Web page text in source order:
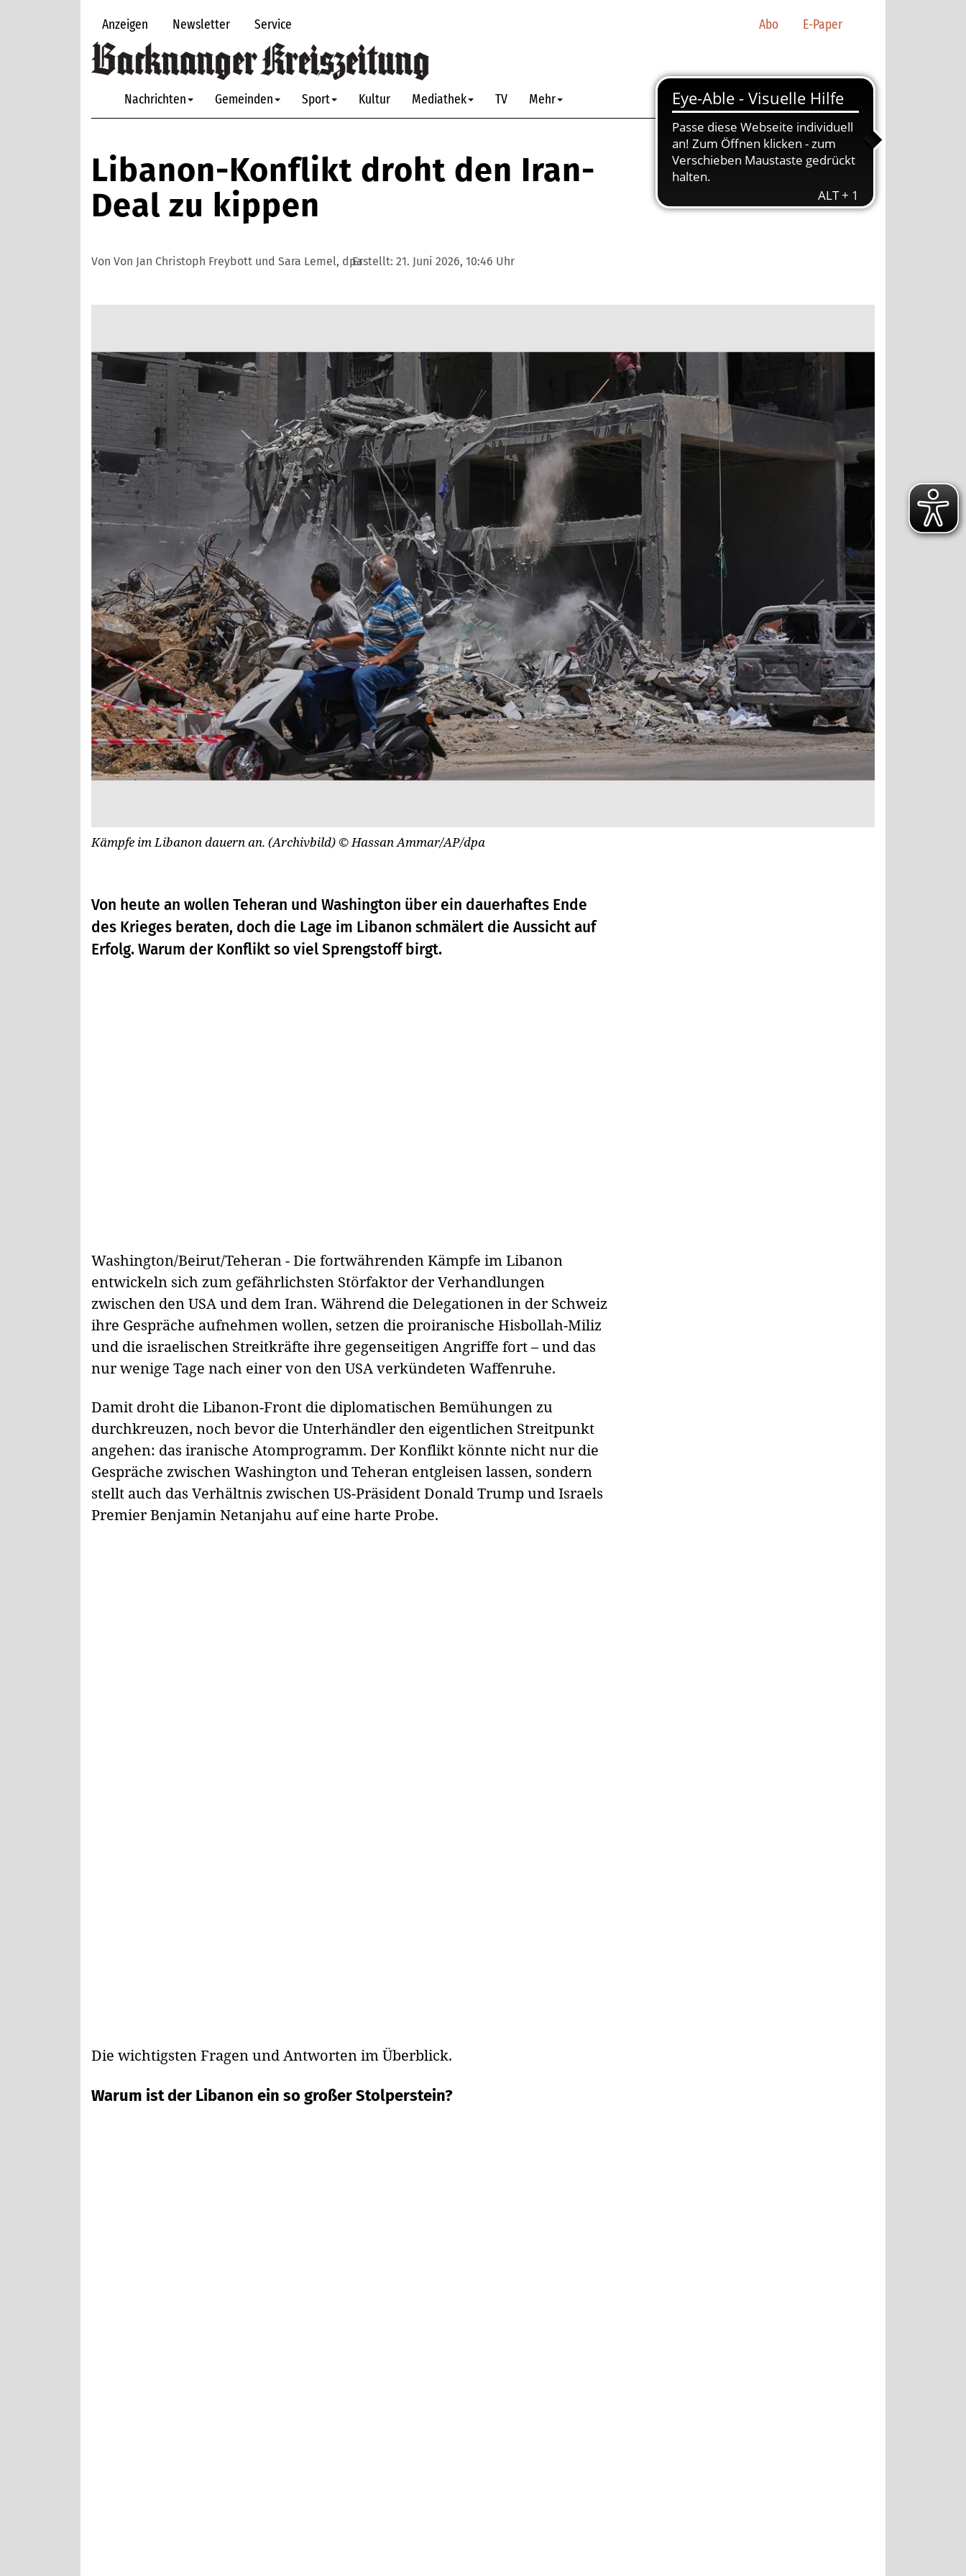
Anzeigen Newsletter Service Abo E-Paper
Nachrichten Gemeinden Sport Kultur Mediathek TV Mehr
Libanon-Konflikt droht den Iran-
Deal zu kippen
Von Von Jan Christoph Freybott und Sara Lemel, dpaErstellt: 21. Juni 2026, 10:46 Uhr
Kämpfe im Libanon dauern an. (Archivbild) © Hassan Ammar/AP/dpa
Von heute an wollen Teheran und Washington über ein dauerhaftes Ende
des Krieges beraten, doch die Lage im Libanon schmälert die Aussicht auf
Erfolg. Warum der Konflikt so viel Sprengstoff birgt.
Washington/Beirut/Teheran - Die fortwährenden Kämpfe im Libanon
entwickeln sich zum gefährlichsten Störfaktor der Verhandlungen
zwischen den USA und dem Iran. Während die Delegationen in der Schweiz
ihre Gespräche aufnehmen wollen, setzen die proiranische Hisbollah-Miliz
und die israelischen Streitkräfte ihre gegenseitigen Angriffe fort – und das
nur wenige Tage nach einer von den USA verkündeten Waffenruhe.
Damit droht die Libanon-Front die diplomatischen Bemühungen zu
durchkreuzen, noch bevor die Unterhändler den eigentlichen Streitpunkt
angehen: das iranische Atomprogramm. Der Konflikt könnte nicht nur die
Gespräche zwischen Washington und Teheran entgleisen lassen, sondern
stellt auch das Verhältnis zwischen US-Präsident Donald Trump und Israels
Premier Benjamin Netanjahu auf eine harte Probe.
Die wichtigsten Fragen und Antworten im Überblick.
Warum ist der Libanon ein so großer Stolperstein?